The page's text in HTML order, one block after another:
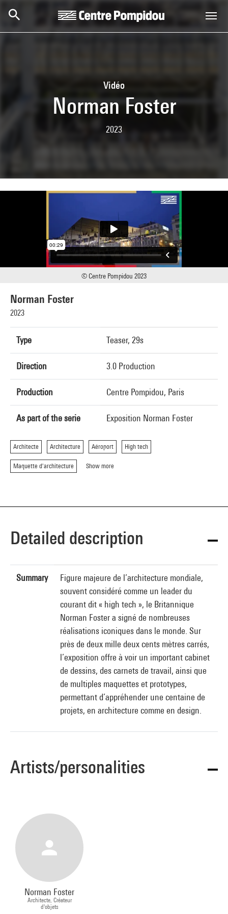
Vidéo
Norman Foster
2023
Norman Foster
2023
Type Teaser, 29s
Direction 3.0 Production
Production Centre Pompidou, Paris
As part of the serie Exposition Norman Foster
Architecte Architecture Aéroport High tech
Maquette d'architecture Show more
© Centre Pompidou 2023
Detailed description
Summary
Figure majeure de l’architecture mondiale,
souvent considéré comme un leader du
courant dit « high tech », le Britannique
Norman Foster a signé de nombreuses
réalisations iconiques dans le monde. Sur
près de deux mille deux cents mètres carrés,
l’exposition offre à voir un important cabinet
de dessins, des carnets de travail, ainsi que
de multiples maquettes et prototypes,
permettant d’appréhender une centaine de
projets, en architecture comme en design.
Artists/personalities
Norman Foster
Architecte, Créateur
d'objets